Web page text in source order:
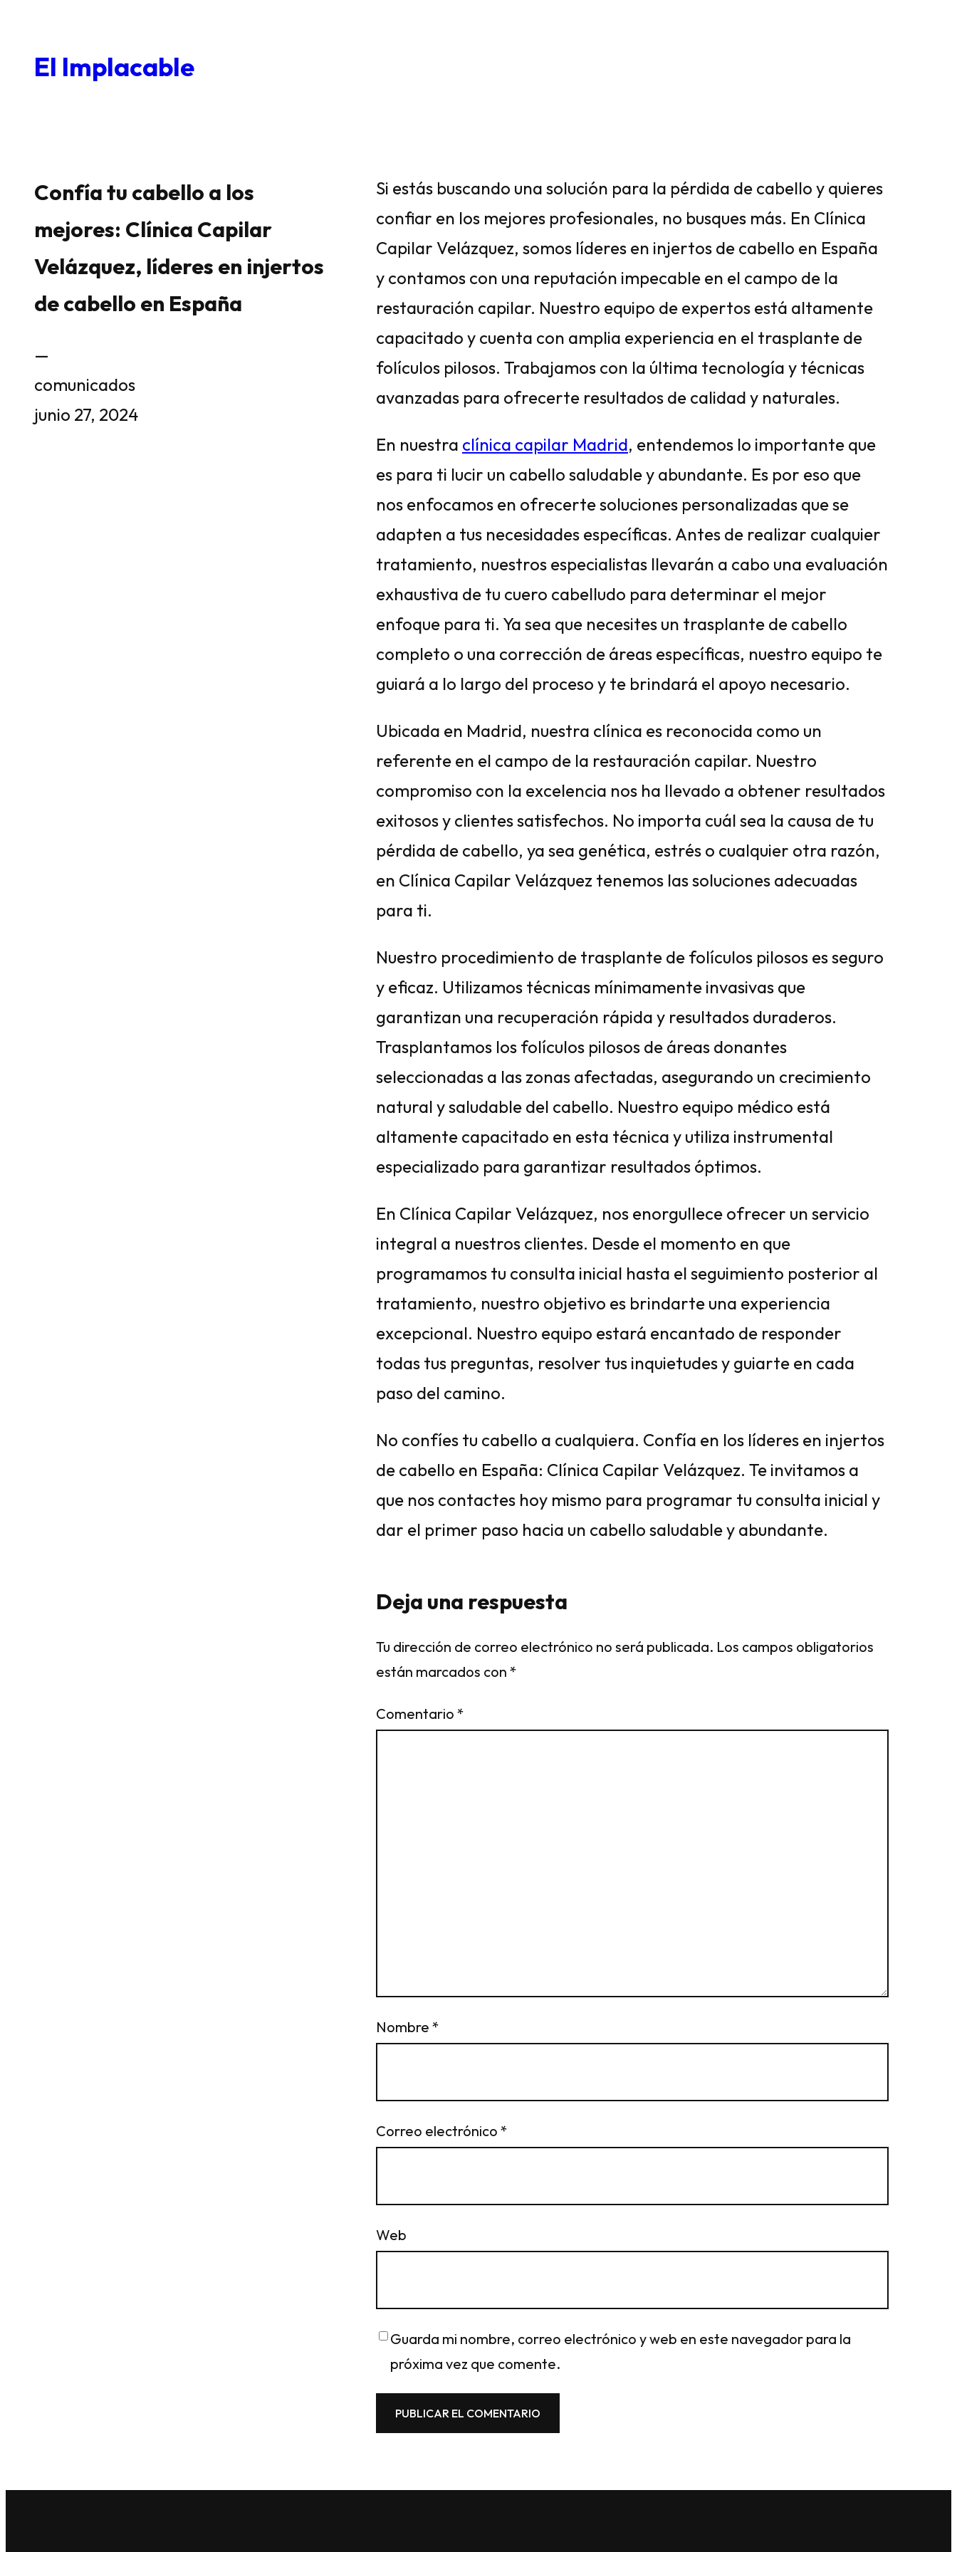
contenido
El Implacable
Confía tu cabello a los
mejores: Clínica Capilar
Velázquez, líderes en injertos
de cabello en España
—
comunicados
junio 27, 2024
Si estás buscando una solución para la pérdida de cabello y quieres
confiar en los mejores profesionales, no busques más. En Clínica
Capilar Velázquez, somos líderes en injertos de cabello en España
y contamos con una reputación impecable en el campo de la
restauración capilar. Nuestro equipo de expertos está altamente
capacitado y cuenta con amplia experiencia en el trasplante de
folículos pilosos. Trabajamos con la última tecnología y técnicas
avanzadas para ofrecerte resultados de calidad y naturales.
En nuestra clínica capilar Madrid, entendemos lo importante que
es para ti lucir un cabello saludable y abundante. Es por eso que
nos enfocamos en ofrecerte soluciones personalizadas que se
adapten a tus necesidades específicas. Antes de realizar cualquier
tratamiento, nuestros especialistas llevarán a cabo una evaluación
exhaustiva de tu cuero cabelludo para determinar el mejor
enfoque para ti. Ya sea que necesites un trasplante de cabello
completo o una corrección de áreas específicas, nuestro equipo te
guiará a lo largo del proceso y te brindará el apoyo necesario.
Ubicada en Madrid, nuestra clínica es reconocida como un
referente en el campo de la restauración capilar. Nuestro
compromiso con la excelencia nos ha llevado a obtener resultados
exitosos y clientes satisfechos. No importa cuál sea la causa de tu
pérdida de cabello, ya sea genética, estrés o cualquier otra razón,
en Clínica Capilar Velázquez tenemos las soluciones adecuadas
para ti.
Nuestro procedimiento de trasplante de folículos pilosos es seguro
y eficaz. Utilizamos técnicas mínimamente invasivas que
garantizan una recuperación rápida y resultados duraderos.
Trasplantamos los folículos pilosos de áreas donantes
seleccionadas a las zonas afectadas, asegurando un crecimiento
natural y saludable del cabello. Nuestro equipo médico está
altamente capacitado en esta técnica y utiliza instrumental
especializado para garantizar resultados óptimos.
En Clínica Capilar Velázquez, nos enorgullece ofrecer un servicio
integral a nuestros clientes. Desde el momento en que
programamos tu consulta inicial hasta el seguimiento posterior al
tratamiento, nuestro objetivo es brindarte una experiencia
excepcional. Nuestro equipo estará encantado de responder
todas tus preguntas, resolver tus inquietudes y guiarte en cada
paso del camino.
No confíes tu cabello a cualquiera. Confía en los líderes en injertos
de cabello en España: Clínica Capilar Velázquez. Te invitamos a
que nos contactes hoy mismo para programar tu consulta inicial y
dar el primer paso hacia un cabello saludable y abundante.
Deja una respuesta
Tu dirección de correo electrónico no será publicada. Los campos obligatorios
están marcados con *
Comentario *
Nombre *
Correo electrónico *
Web
Guarda mi nombre, correo electrónico y web en este navegador para la
próxima vez que comente.